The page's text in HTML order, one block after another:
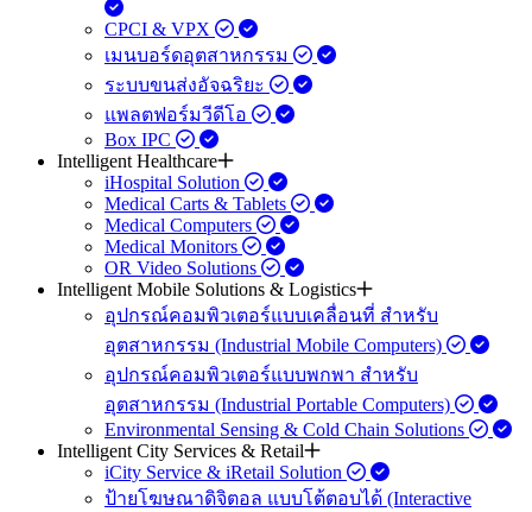
CPCI & VPX
เมนบอร์ดอุตสาหกรรม
ระบบขนส่งอัจฉริยะ
แพลตฟอร์มวีดีโอ
Box IPC
Intelligent Healthcare
iHospital Solution
Medical Carts & Tablets
Medical Computers
Medical Monitors
OR Video Solutions
Intelligent Mobile Solutions & Logistics
อุปกรณ์คอมพิวเตอร์แบบเคลื่อนที่ สำหรับ
อุตสาหกรรม (Industrial Mobile Computers)
อุปกรณ์คอมพิวเตอร์แบบพกพา สำหรับ
อุตสาหกรรม (Industrial Portable Computers)
Environmental Sensing & Cold Chain Solutions
Intelligent City Services & Retail
iCity Service & iRetail Solution
ป้ายโฆษณาดิจิตอล แบบโต้ตอบได้ (Interactive